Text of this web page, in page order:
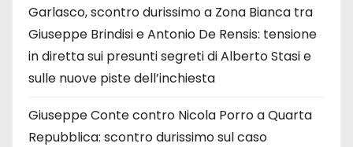
Garlasco, scontro durissimo a Zona Bianca tra
Giuseppe Brindisi e Antonio De Rensis: tensione
in diretta sui presunti segreti di Alberto Stasi e
sulle nuove piste dell’inchiesta
Giuseppe Conte contro Nicola Porro a Quarta
Repubblica: scontro durissimo sul caso